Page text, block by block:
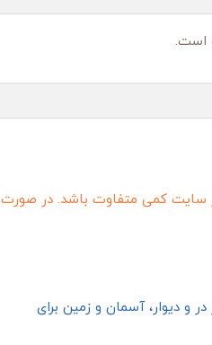
است.
سایت کمی متفاوت باشد. در صورت
و دیوار، آسمان و زمین برای